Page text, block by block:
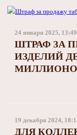
24 января 2025, 13:49
ШТРАФ ЗА
ИЗДЕЛИЙ
19 декабря 2024,
ДЛЯ